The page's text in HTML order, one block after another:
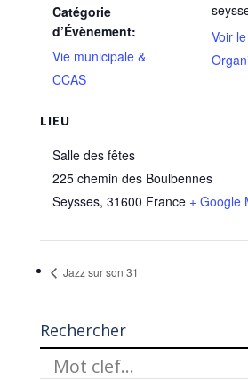
Catégorie
d’Évènement:
Vie municipale &
CCAS
LIEU
Salle des fêtes
225 chemin des Boulbennes
Seysses, 31600 France + Google
Voir
Jazz sur son 31
Rechercher